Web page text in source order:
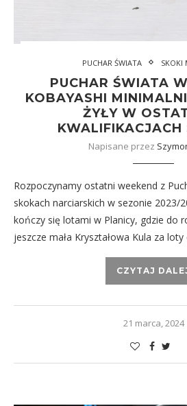
PUCHAR ŚWIATA SKOKI
PUCHAR ŚWIATA
KOBAYASHI
ŻYŁY W
KWALIFIKACJACH
Napisane przez
Rozpoczynamy ostatni weekend z
skokach narciarskich w sezonie 2023/
kończy się lotami w Planicy, gdzie do
jeszcze mała Kryształowa Kula za
CZYTAJ
21 marca, 2024